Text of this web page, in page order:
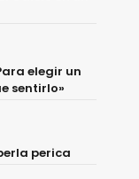
elegir un
sentirlo»
perica